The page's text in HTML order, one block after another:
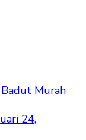
Murah
24,